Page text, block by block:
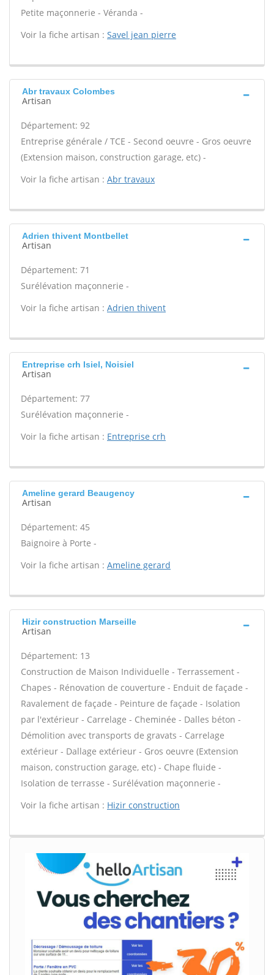
Petite maçonnerie - Véranda -
Voir la fiche artisan : Savel jean pierre
Abr travaux Colombes
Artisan
Département: 92
Entreprise générale / TCE - Second oeuvre - Gros oeuvre
(Extension maison, construction garage, etc) -
Voir la fiche artisan : Abr travaux
Adrien thivent Montbellet
Artisan
Département: 71
Surélévation maçonnerie -
Voir la fiche artisan : Adrien thivent
Entreprise crh Isiel, Noisiel
Artisan
Département: 77
Surélévation maçonnerie -
Voir la fiche artisan : Entreprise crh
Ameline gerard Beaugency
Artisan
Département: 45
Baignoire à Porte -
Voir la fiche artisan : Ameline gerard
Hizir construction Marseille
Artisan
Département: 13
Construction de Maison Individuelle - Terrassement -
Chapes - Rénovation de couverture - Enduit de façade -
Ravalement de façade - Peinture de façade - Isolation
par l'extérieur - Carrelage - Cheminée - Dalles béton -
Démolition avec transports de gravats - Carrelage
extérieur - Dallage extérieur - Gros oeuvre (Extension
maison, construction garage, etc) - Chape fluide -
Isolation de terrasse - Surélévation maçonnerie -
Voir la fiche artisan : Hizir construction